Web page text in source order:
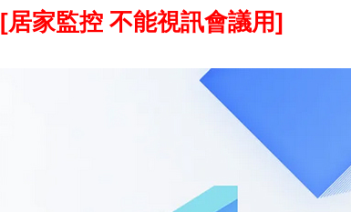
[居家監控 不能視訊會議用]